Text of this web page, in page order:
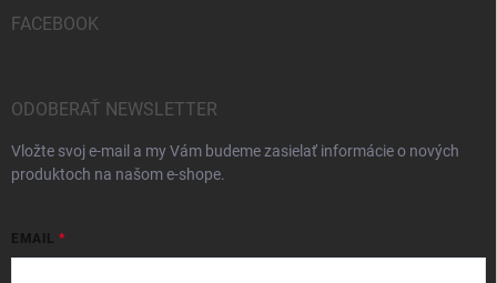
FACEBOOK
ODOBERAŤ NEWSLETTER
Vložte svoj e-mail a my Vám budeme zasielať informácie o nových
produktoch na našom e-shope.
EMAIL